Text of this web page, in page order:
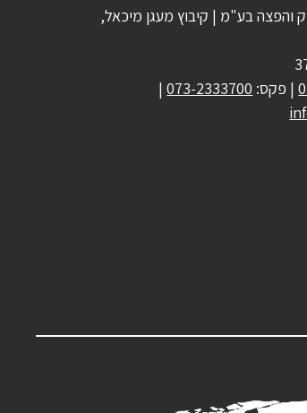
והפצה בע"מ | קיבוץ מעגן מיכאל,
| פקס: 073-2333700
|